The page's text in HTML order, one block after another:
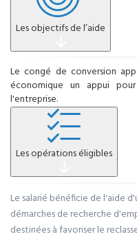
Les objectifs de l’aide
Le congé de conversion
économique un appui
l'entreprise.
Les opérations éligibles
Le salarié bénéficie de l'aide
démarches de recherche
destinées à favoriser le